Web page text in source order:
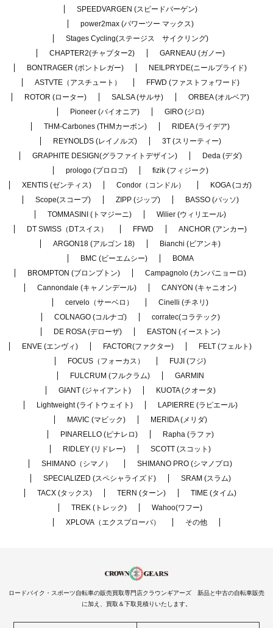
SPEEDVARGEN (スピードバーゲン)
power2max (パワーツー マックス)
Stages Cycling(ステージス サイクリング)
CHAPTER2(チャプター2)
GARNEAU (ガノー)
BONTRAGER (ボントレガー)
NEILPRYDE(ニールプライド)
ASTVTE（アスチュート）
FFWD (ファストフォワード)
ROTOR (ローター)
SALSA (サルサ)
ORBEA (オルベア)
Pioneer (パイオニア)
GIRO (ジロ)
THM-Carbones (THMカーボン)
RIDEA (ライデア)
REYNOLDS (レイノルズ)
3T (スリーティー)
GRAPHITE DESIGN(グラファイトデザイン)
Deda (デダ)
prologo (プロロゴ)
fizik (フィジーク)
XENTIS (ゼンティス)
Condor（コンドル）
KOGA (コガ)
Scope(スコープ)
ZIPP (ジップ)
BASSO (バッソ)
TOMMASINI (トマジーニ)
Wilier (ウィリエール)
DT SWISS（DTスイス）
FFWD
ANCHOR (アンカー)
ARGON18 (アルゴン 18)
Bianchi (ビアンキ)
BMC (ビーエムシー)
BOMA
BROMPTON (ブロンプトン)
Campagnolo (カンパニョーロ)
Cannondale (キャノンデール)
CANYON (キャニオン)
cervelo（サーベロ）
Cinelli (チネリ)
COLNAGO (コルナゴ)
corratec(コラテック)
DE ROSA (デローザ)
EASTON (イーストン)
ENVE (エンヴィ)
FACTOR(ファクター)
FELT (フェルト)
FOCUS（フォーカス）
FUJI (フジ)
FULCRUM (フルクラム)
GARMIN
GIANT (ジャイアント)
KUOTA (クオータ)
Lightweight (ライトウェイト)
LAPIERRE (ラピエール)
MAVIC (マビック)
MERIDA (メリダ)
PINARELLO (ピナレロ)
Rapha (ラファ)
RIDLEY (リドレー)
SCOTT (スコット)
SHIMANO（シマノ）
SHIMANO PRO (シマノプロ)
SPECIALIZED (スペシャライズド)
SRAM (スラム)
TACX (タックス)
TERN (ターン)
TIME (タイム)
TREK (トレック)
Wahoo(ワフー)
XPLOVA（エクスプローバ）
その他
ロードバイク・スポーツ自転車の販売買取専門店クラウンギアーズ 新品と中古の自転車販売
に加え、買取＆下取見積りいたします。